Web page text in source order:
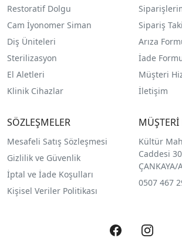
Restoratif Dolgu
Cam İyonomer Siman
Diş Üniteleri
Sterilizasyon
El Aletleri
Klinik Cihazlar
Sipariş
Arıza
İade
Müşteri
İletişim
SÖZLEŞMELER
Mesafeli Satış Sözleşmesi
Gizlilik ve Güvenlik
İptal ve İade Koşulları
Kişisel Veriler Politikası
Kültür
Caddesi
ÇANKAYA/
0507 467